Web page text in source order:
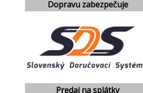
Dopravu zabezpečuje
Predaj na splátky